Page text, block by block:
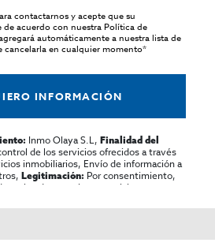
contactarnos y acepte que su
de acuerdo con nuestraPolítica de
automáticamente a nuestra lista de
cancelarla en cualquier momento*
INFORMACIÓN
Inmo Olaya S.L,Finalidad del
de los servicios ofrecidos a través
inmobiliarios, Envío de información a
Legitimación: Por consentimiento,
los datos, salvo para elaborar
solicitar la portabilidad de los